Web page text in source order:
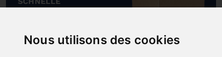
Nous utilisons des cookies